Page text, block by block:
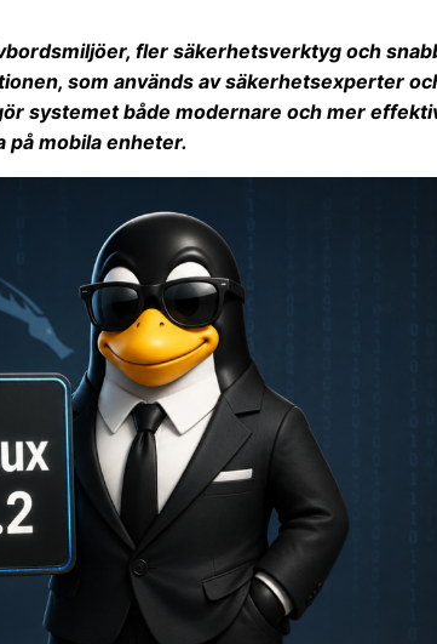
fler säkerhetsverktyg och
som används av säkerhetsexperter
systemet både modernare och mer
mobila enheter.